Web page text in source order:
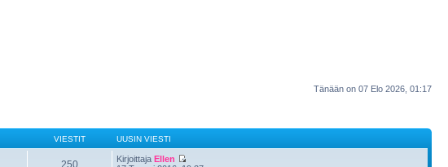
Tänään on 07 Elo 2026, 01:17
VIESTIT UUSIN VIESTI
250 KirjoittajaEllen